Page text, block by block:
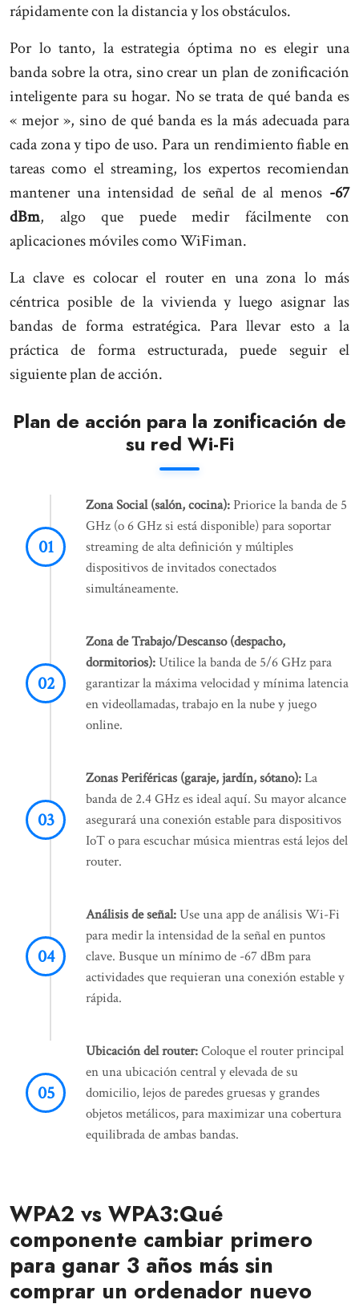
rápidamente con la distancia y los obstáculos.
Por lo tanto, la estrategia óptima no es elegir una
banda sobre la otra, sino crear un plan de zonificación
inteligente para su hogar. No se trata de qué banda es
« mejor », sino de qué banda es la más adecuada para
cada zona y tipo de uso. Para un rendimiento fiable en
tareas como el streaming, los expertos recomiendan
mantener una intensidad de señal de al menos -67
dBm, algo que puede medir fácilmente con
aplicaciones móviles como WiFiman.
La clave es colocar el router en una zona lo más
céntrica posible de la vivienda y luego asignar las
bandas de forma estratégica. Para llevar esto a la
práctica de forma estructurada, puede seguir el
siguiente plan de acción.
Plan de acción para la zonificación de
su red Wi-Fi
Zona Social (salón, cocina):Priorice la banda de 5
GHz (o 6 GHz si está disponible) para soportar
streaming de alta definición y múltiples
dispositivos de invitados conectados
simultáneamente.
Zona de Trabajo/Descanso (despacho,
dormitorios):Utilice la banda de 5/6 GHz para
garantizar la máxima velocidad y mínima latencia
en videollamadas, trabajo en la nube y juego
online.
Zonas Periféricas (garaje, jardín, sótano):La
banda de 2.4 GHz es ideal aquí. Su mayor alcance
asegurará una conexión estable para dispositivos
IoT o para escuchar música mientras está lejos del
router.
Análisis de señal:Use una app de análisis Wi-Fi
para medir la intensidad de la señal en puntos
clave. Busque un mínimo de -67 dBm para
actividades que requieran una conexión estable y
rápida.
Ubicación del router:Coloque el router principal
en una ubicación central y elevada de su
domicilio, lejos de paredes gruesas y grandes
objetos metálicos, para maximizar una cobertura
equilibrada de ambas bandas.
WPA2 vs WPA3:Qué
componente cambiar primero
para ganar 3 años más sin
comprar un ordenador nuevo